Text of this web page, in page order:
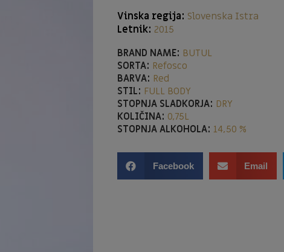
Vinska regija: Slovenska Istra
Letnik: 2015
BRAND NAME: BUTUL
SORTA: Refosco
BARVA: Red
STIL: FULL BODY
STOPNJA SLADKORJA: DRY
KOLIČINA: 0,75L
STOPNJA ALKOHOLA: 14,50 %
Facebook Email